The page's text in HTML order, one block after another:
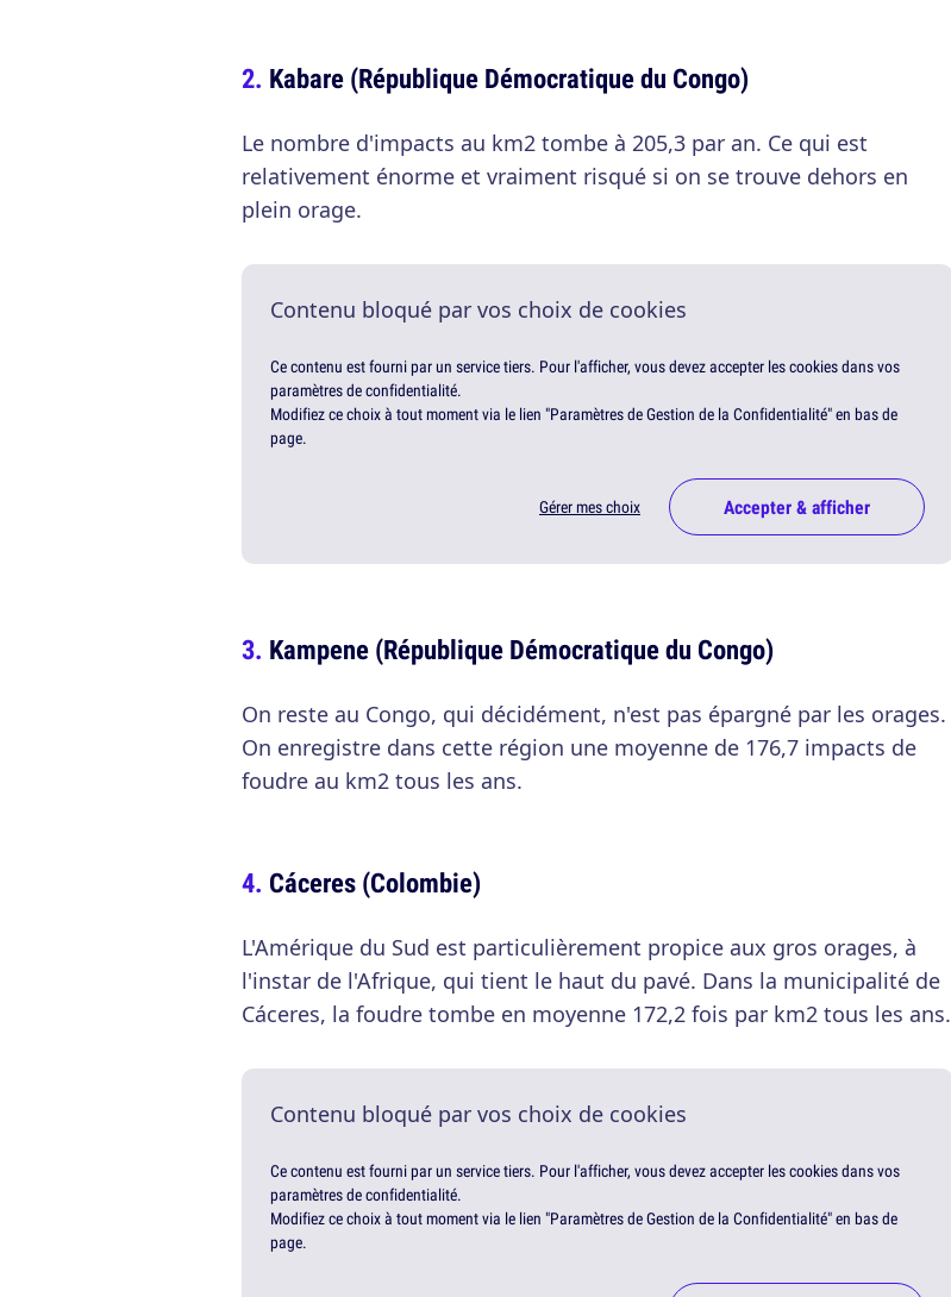
Kabare (République Démocratique du Congo)
Le nombre d'impacts au km2 tombe à 205,3 par an. Ce qui est
relativement énorme et vraiment risqué si on se trouve dehors en
plein orage.
Contenu bloqué par vos choix de cookies
Ce contenu est fourni par un service tiers. Pour l'afficher, vous devez accepter les cookies dans vos
paramètres de confidentialité.
Modifiez ce choix à tout moment via le lien "Paramètres de Gestion de la Confidentialité" en bas de
page.
Gérer mes choix Accepter & afficher
Kampene (République Démocratique du Congo)
On reste au Congo, qui décidément, n'est pas épargné par les orages.
On enregistre dans cette région une moyenne de 176,7 impacts de
foudre au km2 tous les ans.
Cáceres (Colombie)
L'Amérique du Sud est particulièrement propice aux gros orages, à
l'instar de l'Afrique, qui tient le haut du pavé. Dans la municipalité de
Cáceres, la foudre tombe en moyenne 172,2 fois par km2 tous les ans.
Contenu bloqué par vos choix de cookies
Ce contenu est fourni par un service tiers. Pour l'afficher, vous devez accepter les cookies dans vos
paramètres de confidentialité.
Modifiez ce choix à tout moment via le lien "Paramètres de Gestion de la Confidentialité" en bas de
page.